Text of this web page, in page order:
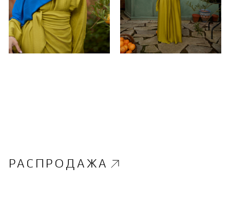
РАСПРОДАЖА